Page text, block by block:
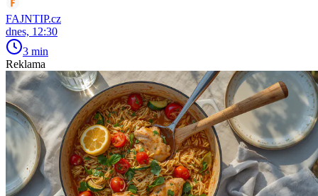
FAJNTIP.cz
dnes, 12:30
3 min
Reklama